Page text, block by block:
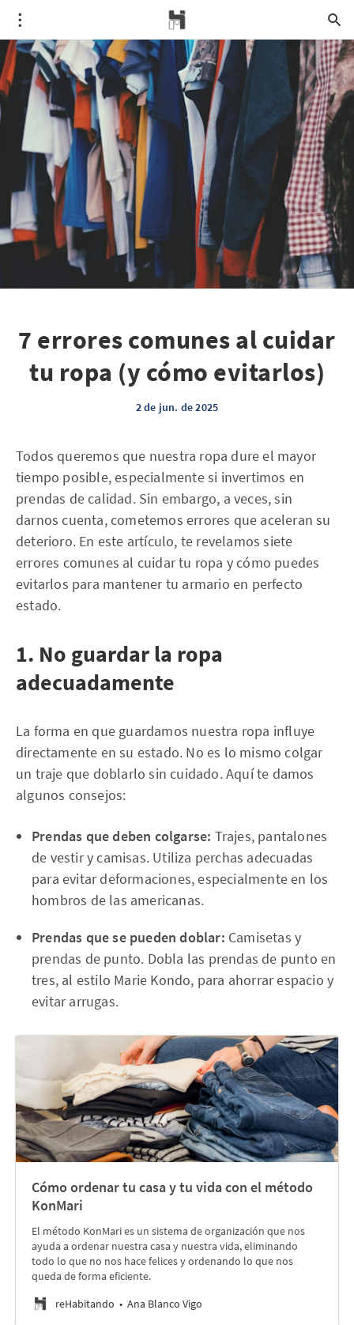
7 errores comunes al cuidar
tu ropa (y cómo evitarlos)
2 de jun. de 2025
Todos queremos que nuestra ropa dure el mayor
tiempo posible, especialmente si invertimos en
prendas de calidad. Sin embargo, a veces, sin
darnos cuenta, cometemos errores que aceleran su
deterioro. En este artículo, te revelamos siete
errores comunes al cuidar tu ropa y cómo puedes
evitarlos para mantener tu armario en perfecto
estado.
1. No guardar la ropa
adecuadamente
La forma en que guardamos nuestra ropa influye
directamente en su estado. No es lo mismo colgar
un traje que doblarlo sin cuidado. Aquí te damos
algunos consejos:
Prendas que deben colgarse: Trajes, pantalones
de vestir y camisas. Utiliza perchas adecuadas
para evitar deformaciones, especialmente en los
hombros de las americanas.
Prendas que se pueden doblar: Camisetas y
prendas de punto. Dobla las prendas de punto en
tres, al estilo Marie Kondo, para ahorrar espacio y
evitar arrugas.
Cómo ordenar tu casa y tu vida con el método
KonMari
El método KonMari es un sistema de organización que nos
ayuda a ordenar nuestra casa y nuestra vida, eliminando
todo lo que no nos hace felices y ordenando lo que nos
queda de forma eficiente.
reHabitando
Ana Blanco Vigo